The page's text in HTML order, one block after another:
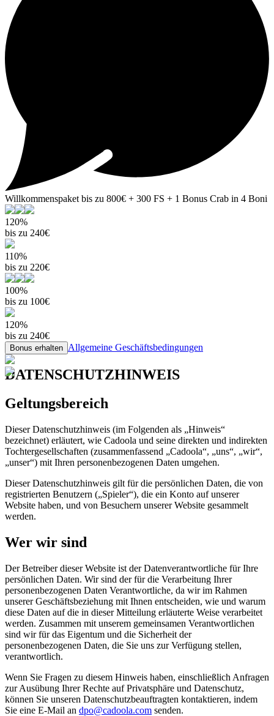
Willkommenspaket bis zu 800€ + 300 FS + 1 Bonus Crab in 4 Boni
120%
bis zu 240€
110%
bis zu 220€
100%
bis zu 100€
120%
bis zu 240€
Bonus erhalten Allgemeine Geschäftsbedingungen
DATENSCHUTZHINWEIS
Geltungsbereich
Dieser Datenschutzhinweis (im Folgenden als „Hinweis“
bezeichnet) erläutert, wie Cadoola und seine direkten und indirekten
Tochtergesellschaften (zusammenfassend „Cadoola“, „uns“, „wir“,
„unser“) mit Ihren personenbezogenen Daten umgehen.
Dieser Datenschutzhinweis gilt für die persönlichen Daten, die von
registrierten Benutzern („Spieler“), die ein Konto auf unserer
Website haben, und von Besuchern unserer Website gesammelt
werden.
Wer wir sind
Der Betreiber dieser Website ist der Datenverantwortliche für Ihre
persönlichen Daten. Wir sind der für die Verarbeitung Ihrer
personenbezogenen Daten Verantwortliche, da wir im Rahmen
unserer Geschäftsbeziehung mit Ihnen entscheiden, wie und warum
diese Daten auf die in dieser Mitteilung erläuterte Weise verarbeitet
werden. Zusammen mit unserem gemeinsamen Verantwortlichen
sind wir für das Eigentum und die Sicherheit der
personenbezogenen Daten, die Sie uns zur Verfügung stellen,
verantwortlich.
Wenn Sie Fragen zu diesem Hinweis haben, einschließlich Anfragen
zur Ausübung Ihrer Rechte auf Privatsphäre und Datenschutz,
können Sie unseren Datenschutzbeauftragten kontaktieren, indem
Sie eine E-Mail an dpo@cadoola.com senden.